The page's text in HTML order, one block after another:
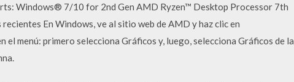
Windows® 7/10 for 2nd Gen AMD Ryzen™ Desktop Processor 7th
En Windows, ve al sitio web de AMD y haz clic en
menú: primero selecciona Gráficos y, luego, selecciona Gráficos de la